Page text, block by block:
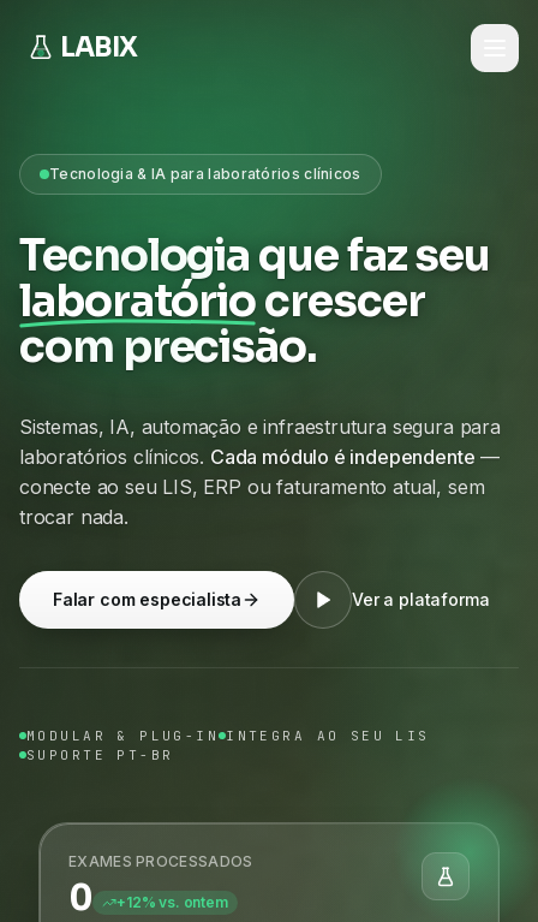
LABIX
Tecnologia & IA para laboratórios clínicos
Tecnologia que faz seu
laboratóriocrescer
com precisão.
Sistemas, IA, automação e infraestrutura segura para
laboratórios clínicos. Cada módulo é independente —
conecte ao seu LIS, ERP ou faturamento atual, sem
trocar nada.
Falar com especialista Ver a plataforma
MODULAR & PLUG-IN INTEGRA AO SEU LIS
SUPORTE PT-BR
EXAMES PROCESSADOS
0 +12% vs. ontem